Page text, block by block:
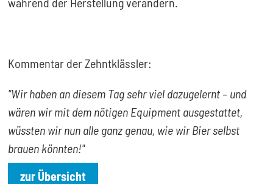
Kommentar der Zehntklässler:
"Wir haben an diesem Tag sehr viel dazugelernt – und
wären wir mit dem nötigen Equipment ausgestattet,
wüssten wir nun alle ganz genau, wie wir Bier selbst
brauen könnten!"
zur Übersicht